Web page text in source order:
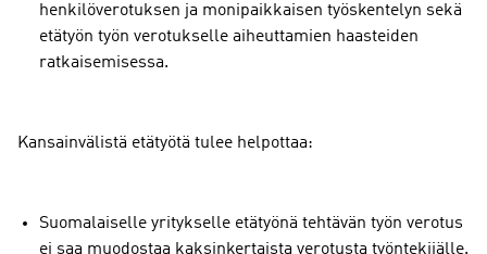
henkilöverotuksen ja monipaikkaisen työskentelyn sekä
etätyön työn verotukselle aiheuttamien haasteiden
ratkaisemisessa.
Kansainvälistä etätyötä tulee helpottaa:
Suomalaiselle yritykselle etätyönä tehtävän työn verotus
ei saa muodostaa kaksinkertaista verotusta työntekijälle.